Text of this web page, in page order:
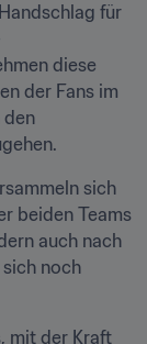
für
diese
der Fans im
den
sich
beiden Teams
auch nach
noch
mit der Kraft